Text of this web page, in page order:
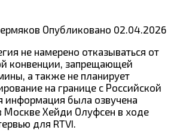
Опубликовано 02.04.2026
не намерено отказываться от
конвенции, запрещающей
а также не планирует
на границе с Российской
информация была озвучена
Москве Хейди Олуфсен в ходе
для RTVI.